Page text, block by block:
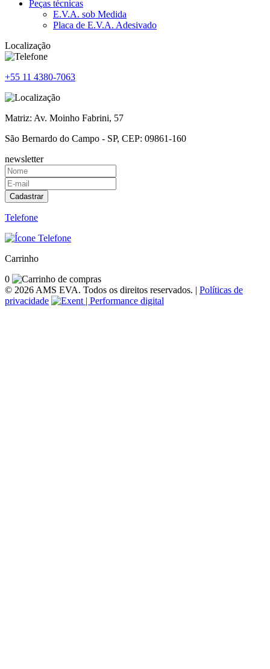
Peças técnicas
E.V.A. sob Medida
Placa de E.V.A. Adesivado
Localização
+55 11 4380-7063
Matriz: Av. Moinho Fabrini, 57
São Bernardo do Campo - SP, CEP: 09861-160
newsletter
Cadastrar
Telefone
Carrinho
0
© 2026 AMS EVA. Todos os direitos reservados. | Políticas de
privacidade